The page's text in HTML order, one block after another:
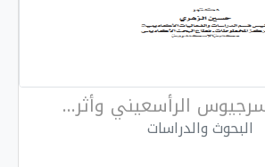
الرأسعيني وأثر...
البحوث والدراسات